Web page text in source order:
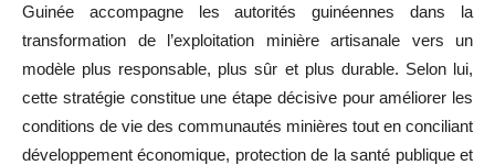
Guinée accompagne les autorités guinéennes dans la
transformation de l’exploitation minière artisanale vers un
modèle plus responsable, plus sûr et plus durable. Selon lui,
cette stratégie constitue une étape décisive pour améliorer les
conditions de vie des communautés minières tout en conciliant
développement économique, protection de la santé publique et